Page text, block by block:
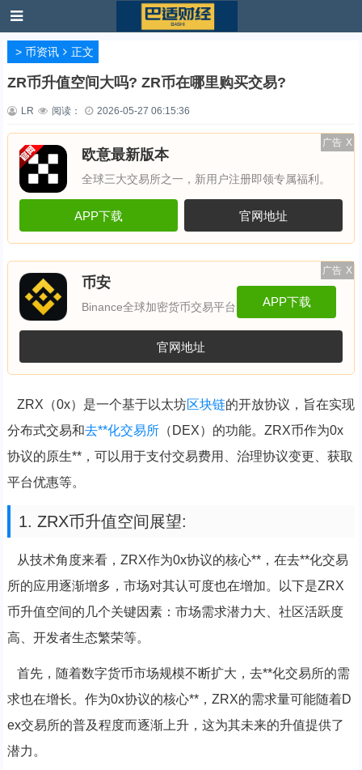
> 币资讯 正文
ZR币升值空间大吗? ZR币在哪里购买交易?
LR 阅读： 2026-05-27 06:15:36
广告 X
欧意最新版本
全球三大交易所之一，新用户注册即领专属福利。
APP下载 官网地址
广告 X
币安
Binance全球加密货币交易平台 APP下载
官网地址
ZRX（0x）是一个基于以太坊区块链的开放协议，旨在实现
分布式交易和去**化交易所（DEX）的功能。ZRX币作为0x
协议的原生**，可以用于支付交易费用、治理协议变更、获取
平台优惠等。
1. ZRX币升值空间展望:
从技术角度来看，ZRX作为0x协议的核心**，在去**化交易
所的应用逐渐增多，市场对其认可度也在增加。以下是ZRX
币升值空间的几个关键因素：市场需求潜力大、社区活跃度
高、开发者生态繁荣等。
首先，随着数字货币市场规模不断扩大，去**化交易所的需
求也在增长。作为0x协议的核心**，ZRX的需求量可能随着D
ex交易所的普及程度而逐渐上升，这为其未来的升值提供了
潜力。